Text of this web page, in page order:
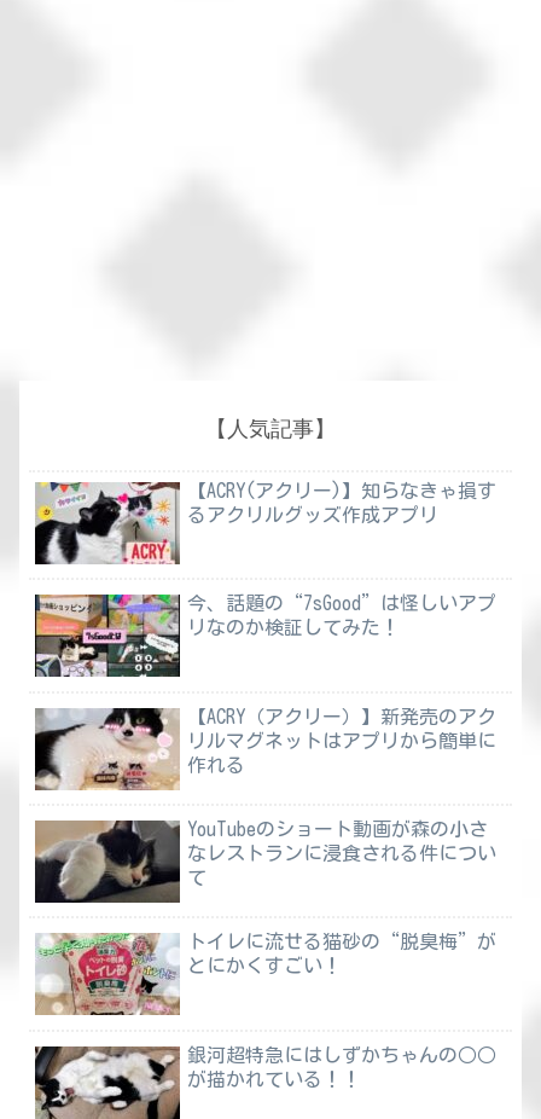
【人気記事】
【ACRY(アクリー)】知らなきゃ損す
るアクリルグッズ作成アプリ
今、話題の“7sGood”は怪しいアプ
リなのか検証してみた！
【ACRY（アクリー）】新発売のアク
リルマグネットはアプリから簡単に
作れる
YouTubeのショート動画が森の小さ
なレストランに浸食される件につい
て
トイレに流せる猫砂の“脱臭梅”が
とにかくすごい！
銀河超特急にはしずかちゃんの○○
が描かれている！！